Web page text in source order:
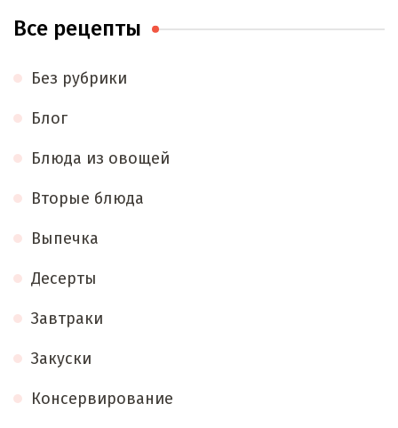
Все рецепты
Без рубрики
Блог
Блюда из овощей
Вторые блюда
Выпечка
Десерты
Завтраки
Закуски
Консервирование